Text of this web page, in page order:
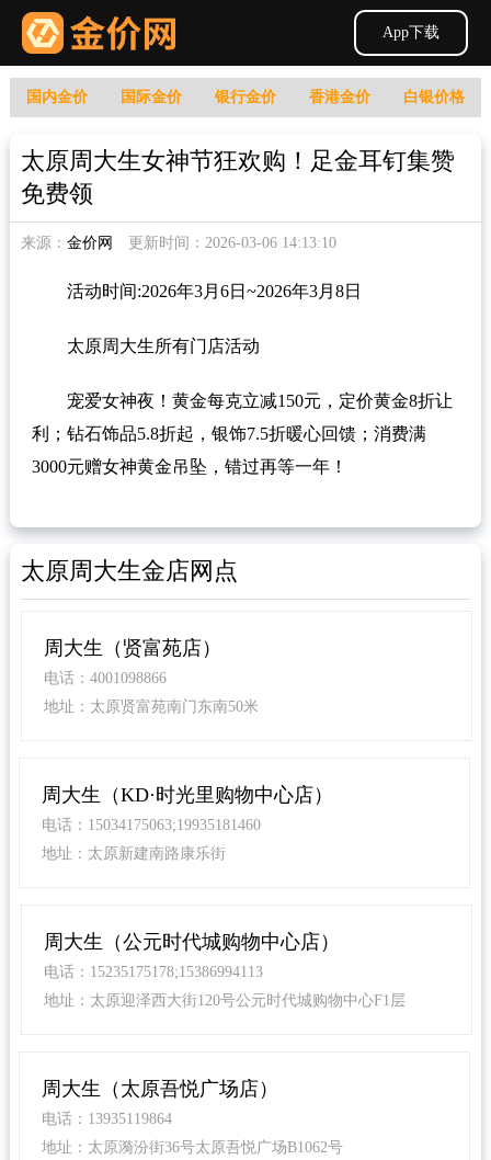
App下载
国内金价 国际金价 银行金价 香港金价 白银价格
太原周大生女神节狂欢购！足金耳钉集赞
免费领
来源： 金价网 更新时间：2026-03-06 14:13:10
活动时间:2026年3月6日~2026年3月8日
太原周大生所有门店活动
宠爱女神夜！黄金每克立减150元，定价黄金8折让
利；钻石饰品5.8折起，银饰7.5折暖心回馈；消费满
3000元赠女神黄金吊坠，错过再等一年！
太原周大生金店网点
周大生（贤富苑店）
电话：4001098866
地址：太原贤富苑南门东南50米
周大生（KD·时光里购物中心店）
电话：15034175063;19935181460
地址：太原新建南路康乐街
周大生（公元时代城购物中心店）
电话：15235175178;15386994113
地址：太原迎泽西大街120号公元时代城购物中心F1层
周大生（太原吾悦广场店）
电话：13935119864
地址：太原漪汾街36号太原吾悦广场B1062号